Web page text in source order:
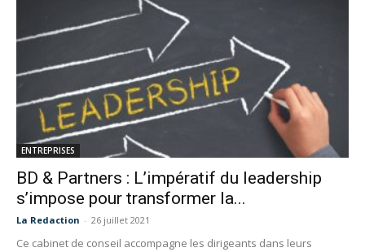
ENTREPRISES
BD & Partners : L’impératif du leadership
s’impose pour transformer la...
La Redaction - 26 juillet 2021
Ce cabinet de conseil accompagne les dirigeants dans leurs